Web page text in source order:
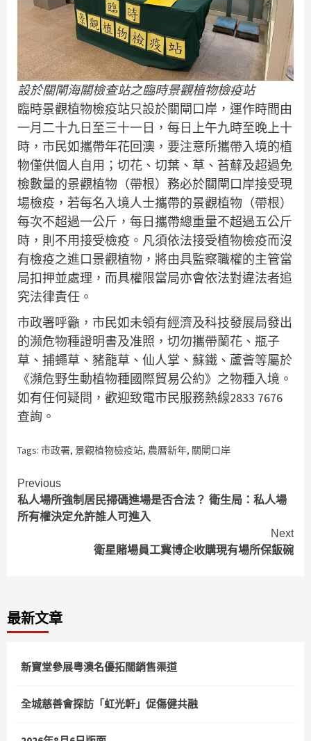
設於關閘海關檢查站之臨時景觀植物檢疫站
臨時景觀植物檢疫站只設於關閘口岸，運作時間由
一月二十九日至三十一日，每日上午九時至晚上十
時，市民如攜帶年花回澳，要注意所攜帶入境的植
物僅供個人自用；切花、切葉、草、苔蘚及超過免
檢數量的景觀植物（帶根）務必於關閘口岸接受現
場檢疫，若每名入境人士攜帶的景觀植物（帶根）
每次不超過一公斤，每日攜帶總重量不超過五公斤
時，則不用接受檢疫。凡須依法接受植物檢疫而沒
有檢疫之進口景觀植物，將由具監察職權的主管當
局扣押並處理，而具權限當局亦會依法對違法者追
究法律責任。
市政署呼籲，市民如未領有經濟及科技發展局發出
的瀕危物種證明書及准照，切勿攜帶蘭花、瓶子
草、捕蠅草、豬籠草、仙人掌、蘇鐵、蘆薈等屬於
《瀕危野生動植物種國際貿易公約》之物種入境。
如有任何疑問，歡迎致電市民服務熱線2833 7676
查詢。
Tags: 市政署, 景觀植物檢疫站, 農曆新年, 關閘口岸
Continue
Reading
Previous
私人場所強制居民掃碼進場是否合法？ 衛生局：私人場
所有權決定允許誰人可進入
Next
衛星賭場員工冀博企收購現有場所保飯碗
最新文章
新寶堂參展粵澳名優拓闊銷售渠道
全城慈善會探訪「虹光軒」促傷健共融